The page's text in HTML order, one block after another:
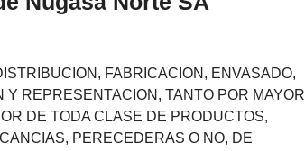
FABRICACION, ENVASADO,
Y REPRESENTACION, TANTO POR MAYOR
DE TODA CLASE DE PRODUCTOS,
PERECEDERAS O NO, DE